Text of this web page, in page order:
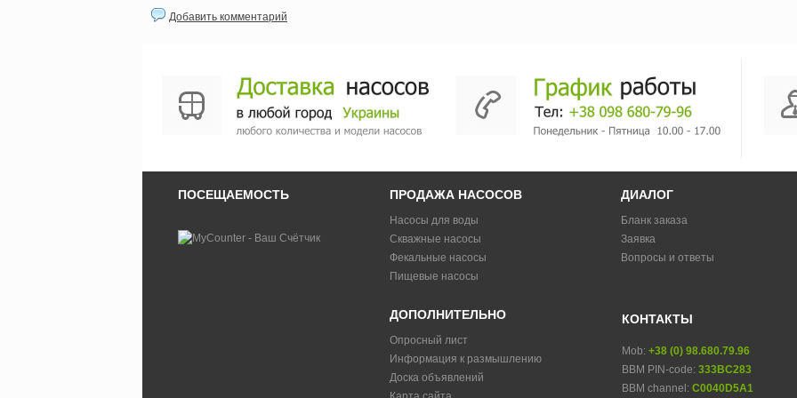
Добавить комментарий
ПОСЕЩАЕМОСТЬ ПРОДАЖА НАСОСОВ
Насосы для воды
Скважные насосы
Фекальные насосы
Пищевые насосы
ДИАЛОГ
Бланк заказа
Заявка
Вопросы и ответы
ДОПОЛНИТЕЛЬНО
Опросный лист
Информация к размышлению
Доска объявлений
КОНТАКТЫ
Mob: +38 (0) 98.680.79.96
BBM PIN-code: 333BC283
BBM channel: C0040D5A1